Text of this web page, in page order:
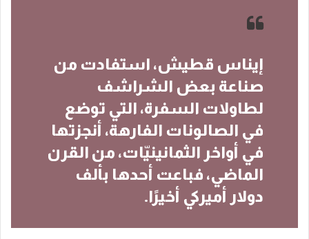
إيناس قطيش، استفادت من
صناعة بعض الشراشف
لطاولات السفرة، التي توضع
في الصالونات الفارهة، أنجزتها
في أواخر الثمانينيّات، من القرن
الماضي، فباعت أحدها بألف
دولار أميركي أخيرًا.